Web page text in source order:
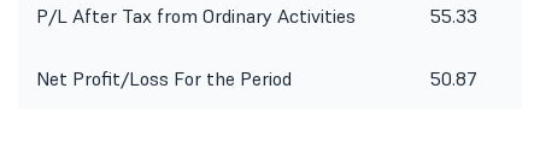
P/L After Tax from Ordinary Activities 55.33
Net Profit/Loss For the Period 50.87